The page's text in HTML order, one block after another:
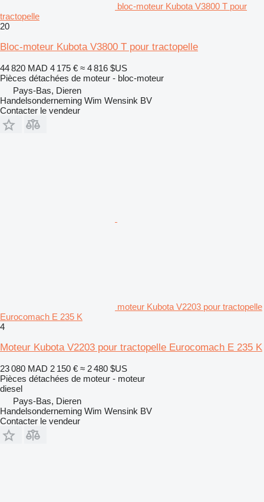
bloc-moteur Kubota V3800 T pour
tractopelle
20
Bloc-moteur Kubota V3800 T pour tractopelle
44 820 MAD 4 175 € ≈ 4 816 $US
Pièces détachées de moteur - bloc-moteur
Pays-Bas, Dieren
Handelsonderneming Wim Wensink BV
Contacter le vendeur
moteur Kubota V2203 pour tractopelle
Eurocomach E 235 K
4
Moteur Kubota V2203 pour tractopelle Eurocomach E 235 K
23 080 MAD 2 150 € ≈ 2 480 $US
Pièces détachées de moteur - moteur
diesel
Pays-Bas, Dieren
Handelsonderneming Wim Wensink BV
Contacter le vendeur